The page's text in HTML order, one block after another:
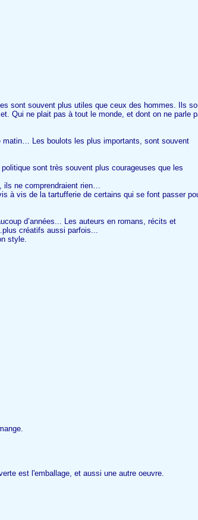
sont souvent plus utiles que ceux des hommes. Ils
Qui ne plait pas à tout le monde, et dont on ne parle
matin… Les boulots les plus importants, sont souvent
sont très souvent plus courageuses que les
ils ne comprendraient rien…
à vis de la tartufferie de certains qui se font passer
d’années... Les auteurs en romans, récits et
créatifs aussi parfois...
style.
est l'emballage, et aussi une autre oeuvre.